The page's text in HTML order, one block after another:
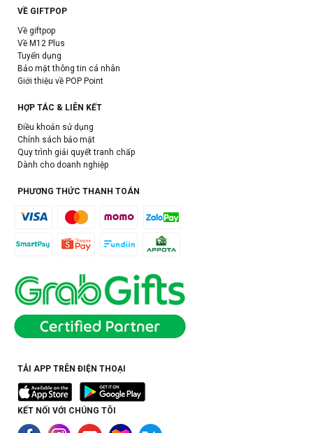
VỀ GIFTPOP
Về giftpop
Về M12 Plus
Tuyển dụng
Bảo mật thông tin cá nhân
Giới thiệu về POP Point
HỢP TÁC & LIÊN KẾT
Điều khoản sử dụng
Chính sách bảo mật
Quy trình giải quyết tranh chấp
Dành cho doanh nghiệp
PHƯƠNG THỨC THANH TOÁN
TẢI APP TRÊN ĐIỆN THOẠI
KẾT NỐI VỚI CHÚNG TÔI